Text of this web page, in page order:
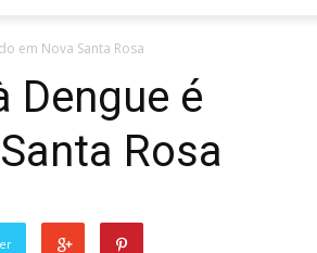
em Nova Santa Rosa
Dengue é
Rosa